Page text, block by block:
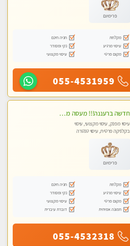
פרימיום
מקלחת
חניה חינם
עיסוי מרגיע
נקי ומסודר
מקום פרטי
עיסוי מקצועי
055-4531959
חדשה ברעננה!!! מעסה מקצועית ו סבלנית עם ידיים זהב, מזמינה אותך ל עיסוי שוודי מקצועי ללא מין ....
עיסוי מפנק, עיסוי מקצועי, עיסוי
בקלניקה פרטית, עיסוי טנטרה
פרימיום
מקלחת
חניה חינם
עיסוי מרגיע
נקי ומסודר
מקום פרטי
עיסוי מקצועי
תמונה אמיתית
דוברת עיברית
055-4532318